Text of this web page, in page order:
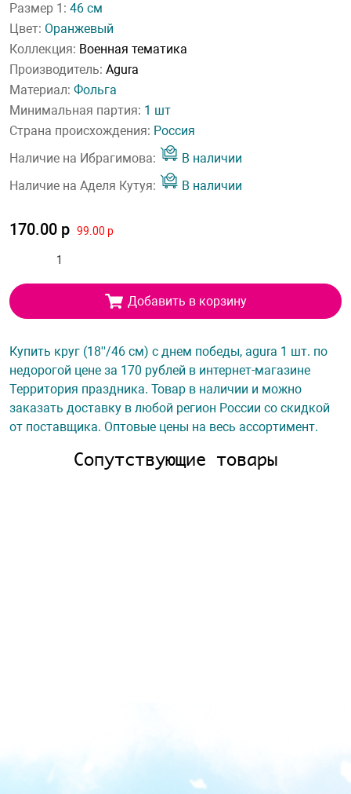
Размер 1: 46 см
Цвет: Оранжевый
Коллекция: Военная тематика
Производитель: Agura
Материал: Фольга
Минимальная партия: 1 шт
Страна происхождения: Россия
Наличие на Ибрагимова:
В наличии
Наличие на Аделя Кутуя:
В наличии
170.00 р 99.00 р
Добавить в корзину
Купить круг (18''/46 см) с днем победы, agura 1 шт. по
недорогой цене за 170 рублей в интернет-магазине
Территория праздника. Товар в наличии и можно
заказать доставку в любой регион России со скидкой
от поставщика. Оптовые цены на весь ассортимент.
Сопутствующие товары